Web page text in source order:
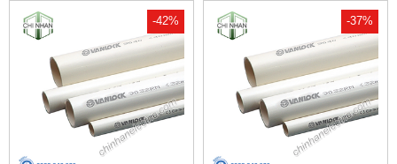
-42% -37%